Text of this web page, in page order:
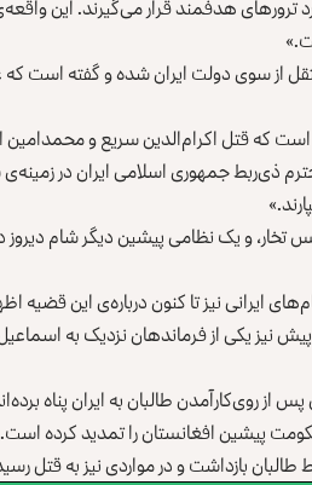
ترورهای هدفمند قرار می‌گیرند. این
از سوی دولت ایران شده و گفته است که
است که قتل اکرام‌الدین سریع و
ذی‌ربط جمهوری اسلامی ایران در
تخار، و یک نظامی پیشین دیگر شام
ایرانی نیز تا کنون درباره‌ی این قضیه
نیز یکی از فرماندهان نزدیک به
روی‌کارآمدن طالبان به ایران پناه
پیشین افغانستان را تمدید کرده است.
بازداشت و در مواردی نیز به قتل